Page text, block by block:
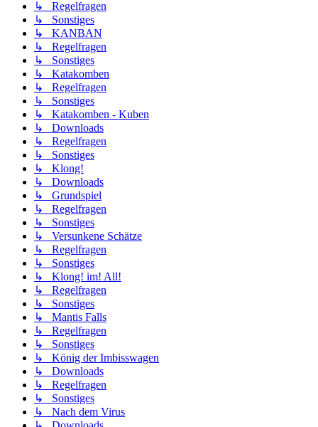
↳ Regelfragen
↳ Sonstiges
↳ KANBAN
↳ Regelfragen
↳ Sonstiges
↳ Katakomben
↳ Regelfragen
↳ Sonstiges
↳ Katakomben - Kuben
↳ Downloads
↳ Regelfragen
↳ Sonstiges
↳ Klong!
↳ Downloads
↳ Grundspiel
↳ Regelfragen
↳ Sonstiges
↳ Versunkene Schätze
↳ Regelfragen
↳ Sonstiges
↳ Klong! im! All!
↳ Regelfragen
↳ Sonstiges
↳ Mantis Falls
↳ Regelfragen
↳ Sonstiges
↳ König der Imbisswagen
↳ Downloads
↳ Regelfragen
↳ Sonstiges
↳ Nach dem Virus